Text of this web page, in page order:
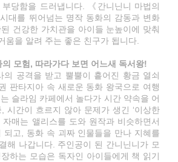
당함을 드러냅니다. 《간니닌니 마법의
대를 뛰어넘는 명작 동화의 감동과 변화
건강한 가치관을 아이들 눈높이에 맞춰
움을 알려 주는 좋은 친구가 됩니다.
모험, 따라가다 보면 어느새 독서왕!
의 공격을 받고 뿔뿔이 흩어진 황금 열쇠
판타지아 속 새로운 동화 왕국으로 여행
슬라임 카페에서 놀다가 시간 약속을 어
시간이 흐르지 않아 문제가 생긴 ‘이상한
자매는 앨리스를 도와 원작과 비슷하면서
되고, 동화 속 괴짜 인물들을 만나 지혜를
해 나갑니다. 주인공이 된 간니닌니가 모
하는 모습은 독자인 아이들에게 책 읽기